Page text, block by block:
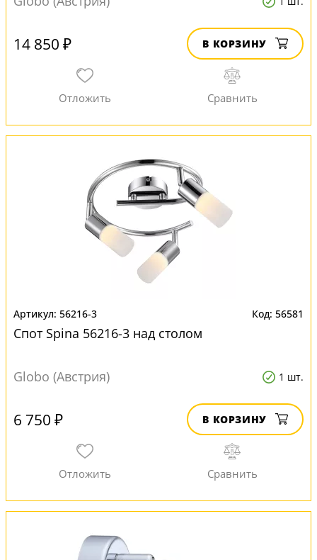
14 850 ₽ В КОРЗИНУ
56216-3 56581
Спот Spina 56216-3 над столом
Globo (Австрия) 1 шт.
6 750 ₽ В КОРЗИНУ